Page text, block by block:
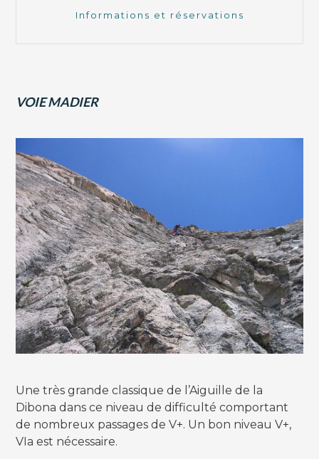
Informations et réservations
VOIE MADIER
Une très grande classique de l’Aiguille de la
Dibona dans ce niveau de difficulté comportant
de nombreux passages de V+. Un bon niveau V+,
VIa est nécessaire.